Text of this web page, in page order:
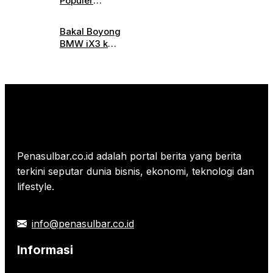
Senin 16
2026:
Mulai
Saldo
DANA
Bakal Boyong
BMW iX3 ke
Penasulbar.co.id adalah portal berita yang berita
terkini seputar dunia bisnis, ekonomi, teknologi dan
lifestyle.
info@penasulbar.co.id
Informasi